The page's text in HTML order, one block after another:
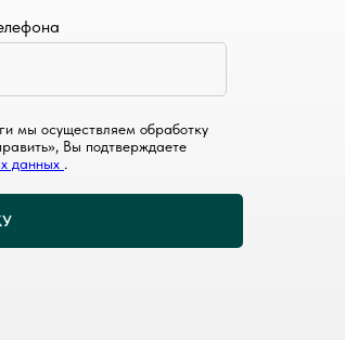
мы осуществляем обработку
Вы подтверждаете
данных .